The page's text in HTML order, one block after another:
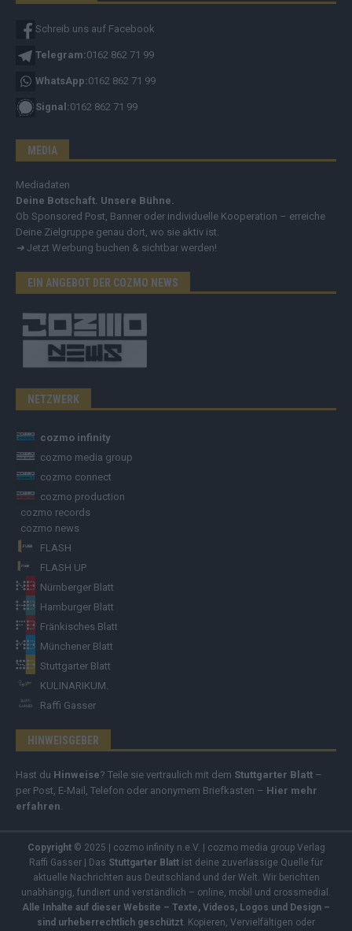
Schreib uns auf Facebook
Telegram:0162 862 71 99
WhatsApp:0162 862 71 99
Signal:0162 862 71 99
MEDIA
Mediadaten
Deine Botschaft. Unsere Bühne.
Ob Sponsored Post, Banner oder individuelle Kooperation – erreiche
Deine Zielgruppe genau dort, wo sie aktiv ist.
➔ Jetzt Werbung buchen & sichtbar werden!
EIN ANGEBOT DER COZMO NEWS
NETZWERK
cozmo infinity
cozmo media group
cozmo connect
cozmo production
cozmo records
cozmo news
FLASH
FLASH UP
Nürnberger Blatt
Hamburger Blatt
Fränkisches Blatt
Münchener Blatt
Stuttgarter Blatt
KULINARIKUM.
Raffi Gasser
HINWEISGEBER
Hast du Hinweise? Teile sie vertraulich mit dem Stuttgarter Blatt –
per Post, E-Mail, Telefon oder anonymem Briefkasten – Hier mehr
erfahren
Copyright© 2025 | cozmo infinity n.e.V. | cozmo media group Verlag
Raffi Gasser | Das Stuttgarter Blatt ist deine zuverlässige Quelle für
aktuelle Nachrichten aus Deutschland und der Welt. Wir berichten
unabhängig, fundiert und verständlich – online, mobil und crossmedial.
Alle Inhalte auf dieser Website – Texte, Videos, Logos und Design –
sind urheberrechtlich geschützt. Kopieren, Vervielfältigen oder